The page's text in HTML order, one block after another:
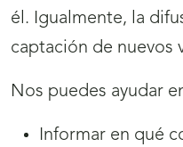
él. Igualmente, la
captación de nuevos
Nos puedes ayudar
Informar en qué